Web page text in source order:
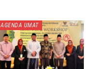
AGENDA UMAT